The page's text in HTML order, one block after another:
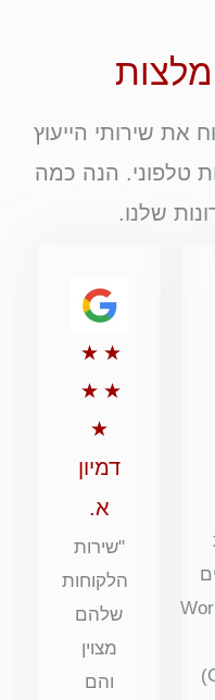
את שירותי הייעוץ
טלפוני. הנה כמה
שלנו.
Centers)
★
★
★
★
★
דירוג
5
5
דמיון
א.
"שירות
הלקוחות
שלהם
מצוין
והם